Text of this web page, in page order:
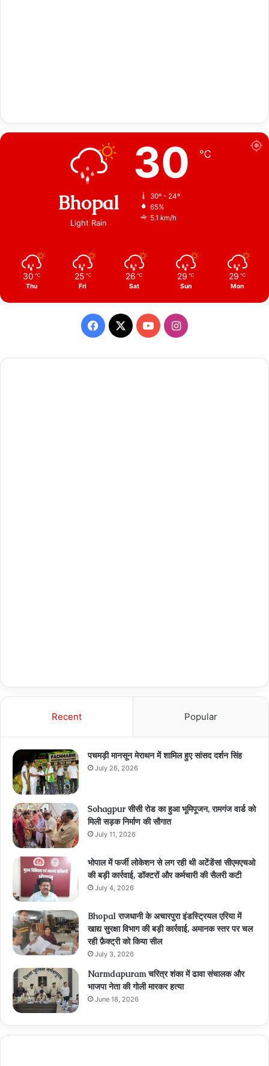
Bhopal
Light Rain
30 ℃
30º - 24º
65%
5.1 km/h
30 ℃
Thu
25 ℃
Fri
26 ℃
Sat
29 ℃
Sun
29 ℃
Mon
Facebook
X YouTubeInstagram
Recent Popular
पचमड़ी मानसून मेराथन में शामिल हुए सांसद दर्शन सिंह
July 26, 2026
Sohagpur सीसी रोड का हुआ भूमिपूजन, रामगंज वार्ड को
मिली सड़क निर्माण की सौगात
July 11, 2026
भोपाल में फर्जी लोकेशन से लग रही थी अटेंडेंस! सीएमएचओ
की बड़ी कार्रवाई, डॉक्टरों और कर्मचारी की सैलरी कटी
July 4, 2026
Bhopal राजधानी के अचारपुरा इंडस्ट्रियल एरिया में
खाद्य सुरक्षा विभाग की बड़ी कार्रवाई, अमानक स्तर पर चल
रही फ़ैक्ट्री को किया सील
July 3, 2026
Narmdapuram चरित्र शंका में ढावा संचालक और
भाजपा नेता की गोली मारकर हत्या
June 18, 2026